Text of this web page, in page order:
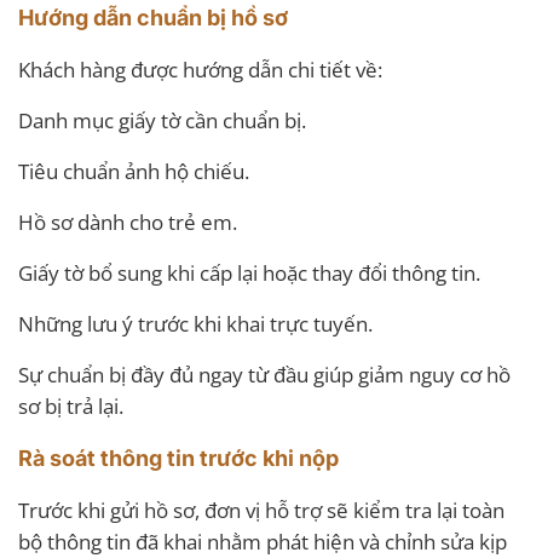
Hướng dẫn chuẩn bị hồ sơ
Khách hàng được hướng dẫn chi tiết về:
Danh mục giấy tờ cần chuẩn bị.
Tiêu chuẩn ảnh hộ chiếu.
Hồ sơ dành cho trẻ em.
Giấy tờ bổ sung khi cấp lại hoặc thay đổi thông tin.
Những lưu ý trước khi khai trực tuyến.
Sự chuẩn bị đầy đủ ngay từ đầu giúp giảm nguy cơ hồ
sơ bị trả lại.
Rà soát thông tin trước khi nộp
Trước khi gửi hồ sơ, đơn vị hỗ trợ sẽ kiểm tra lại toàn
bộ thông tin đã khai nhằm phát hiện và chỉnh sửa kịp